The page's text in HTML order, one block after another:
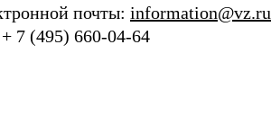
почты: information@vz.ru
7 (495) 660-04-64